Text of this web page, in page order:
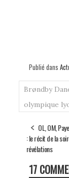
Publié dans
Brøndby
olympique
OL, OM,
: le récit de la
révélations
17